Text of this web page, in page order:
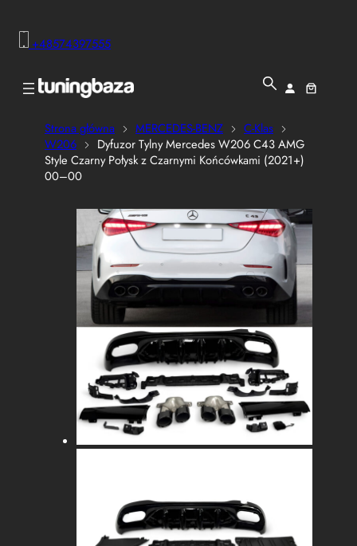
+48574397555
Strona główna MERCEDES-BENZ
C-Klas
W206
Dyfuzor Tylny Mercedes W206 C43 AMG
Style Czarny Połysk z Czarnymi Końcówkami (2021+)
00–00